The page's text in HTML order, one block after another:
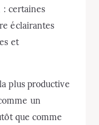
: certaines
éclairantes
et
plus productive
un
que comme